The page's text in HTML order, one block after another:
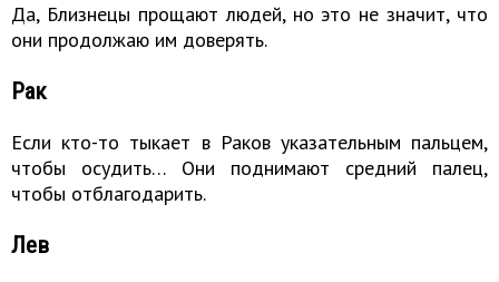
Да, Близнецы прощают людей, но это не значит, что
они продолжаю им доверять.
Рак
Если кто-то тыкает в Раков указательным пальцем,
чтобы осудить… Они поднимают средний палец,
чтобы отблагодарить.
Лев